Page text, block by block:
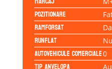
Pozitionare
Ramforsat Da
Runflat Nu
Autovehicule comerciale0